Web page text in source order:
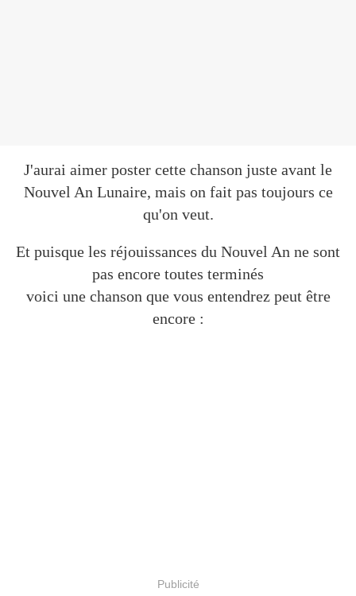
J'aurai aimer poster cette chanson juste avant le
Nouvel An Lunaire, mais on fait pas toujours ce
qu'on veut.
Et puisque les réjouissances du Nouvel An ne sont
pas encore toutes terminés
voici une chanson que vous entendrez peut être
encore :
Publicité